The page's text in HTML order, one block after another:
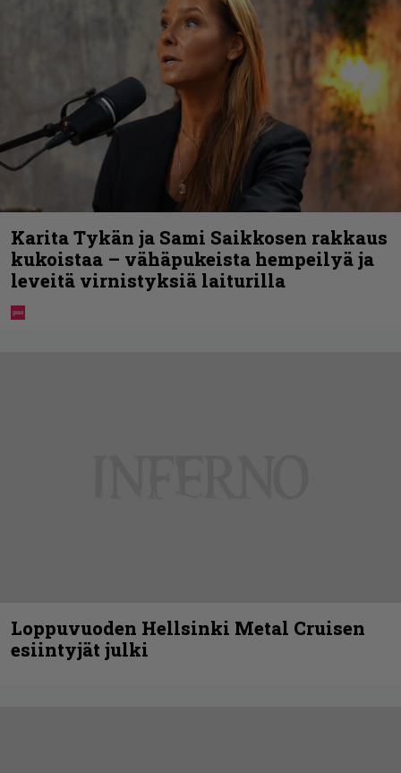
Karita Tykän ja Sami Saikkosen rakkaus
kukoistaa – vähäpukeista hempeilyä ja
leveitä virnistyksiä laiturilla
Loppuvuoden Hellsinki Metal Cruisen
esiintyjät julki